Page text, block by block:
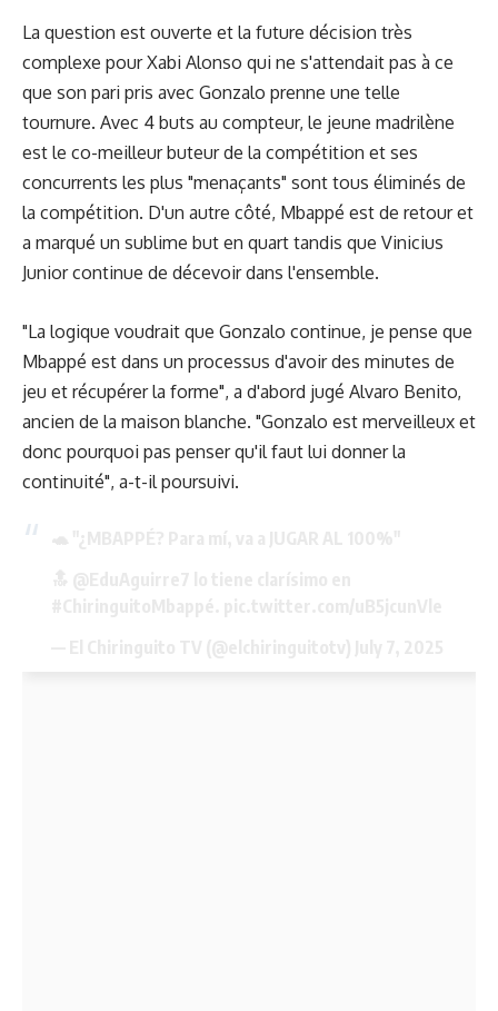
La question est ouverte et la future décision très
complexe pour Xabi Alonso qui ne s'attendait pas à ce
que son pari pris avec Gonzalo prenne une telle
tournure. Avec 4 buts au compteur, le jeune madrilène
est le co-meilleur buteur de la compétition et ses
concurrents les plus "menaçants" sont tous éliminés de
la compétition. D'un autre côté, Mbappé est de retour et
a marqué un sublime but en quart tandis que Vinicius
Junior continue de décevoir dans l'ensemble.
"La logique voudrait que Gonzalo continue, je pense que
Mbappé est dans un processus d'avoir des minutes de
jeu et récupérer la forme", a d'abord jugé Alvaro Benito,
ancien de la maison blanche. "Gonzalo est merveilleux et
donc pourquoi pas penser qu'il faut lui donner la
continuité", a-t-il poursuivi.